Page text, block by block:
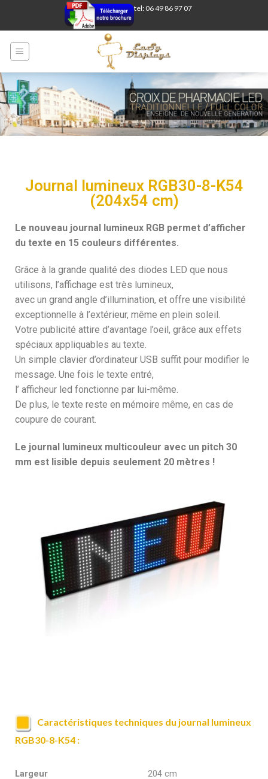
tel: 06 49 86 97 07
Journal lumineux RGB30-8-K54
(204x54 cm)
Le nouveau journal lumineux RGB permet d’afficher
du texte en 15 couleurs différentes.
Grâce à la grande qualité des diodes LED que nous
utilisons, l’affichage est très lumineux,
avec un grand angle d’illumination, et offre une visibilité
exceptionnelle à l’extérieur, même en plein soleil.
Votre publicité attire d’avantage l’oeil, grâce aux effets
spéciaux appliquables au texte.
Un simple clavier d’ordinateur USB suffit pour modifier le
message. Une fois le texte entré,
l’ afficheur led fonctionne par lui-même.
De plus, le texte reste en mémoire même, en cas de
coupure de courant.
Le journal lumineux multicouleur avec un pitch 30
mm est lisible depuis seulement 20 mètres !
Caractéristiques techniques du journal lumineux
RGB30-8-K54 :
Largeur 204 cm